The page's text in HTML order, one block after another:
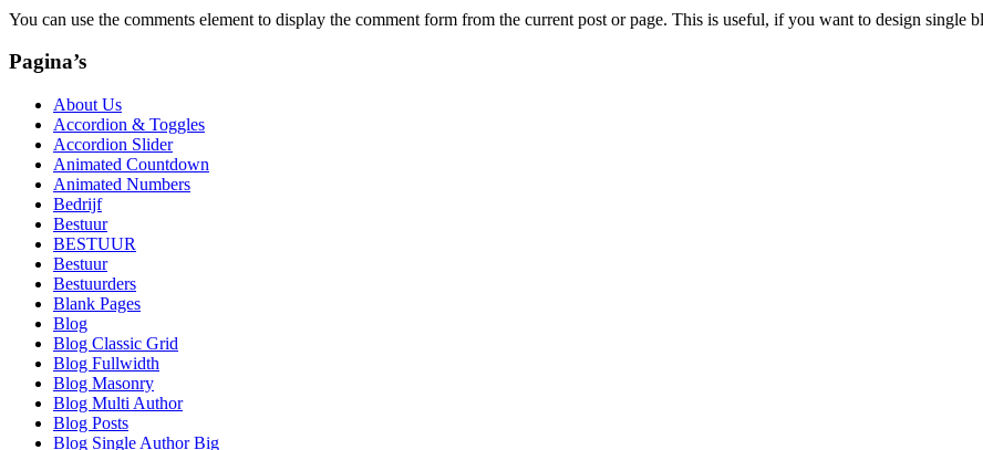
You can use the comments element to display the comment form from the current post or page. This is useful, if you want to design single
Pagina’s
About Us
Accordion & Toggles
Accordion Slider
Animated Countdown
Animated Numbers
Bedrijf
Bestuur
BESTUUR
Bestuur
Bestuurders
Blank Pages
Blog
Blog Classic Grid
Blog Fullwidth
Blog Masonry
Blog Multi Author
Blog Posts
Blog Single Author Big